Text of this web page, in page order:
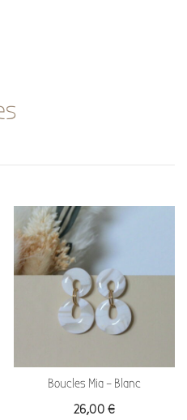
Boucles Mia – Blanc
26,00 €